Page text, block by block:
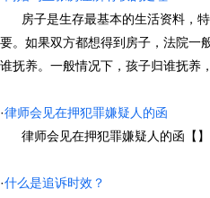
房子是生存最基本的生活资料，特
要。如果双方都想得到房子，法院一
谁抚养。一般情况下，孩子归谁抚养
·律师会见在押犯罪嫌疑人的函
律师会见在押犯罪嫌疑人的函【】
·什么是追诉时效？